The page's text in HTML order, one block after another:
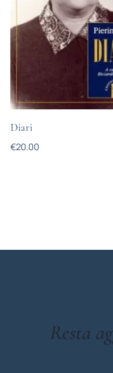
Diari
€20.00
Resta